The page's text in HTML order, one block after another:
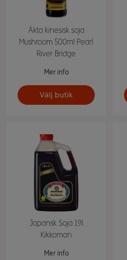
Äkta kinesisk soja
Mushroom 500ml Pearl
River Bridge
Mer info
Välj butik
Japansk Soja 1,9l
Kikkoman
Mer info